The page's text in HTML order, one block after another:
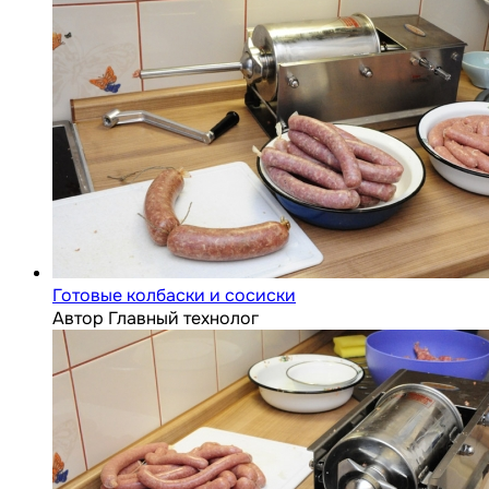
Готовые колбаски и сосиски
Автор Главный технолог